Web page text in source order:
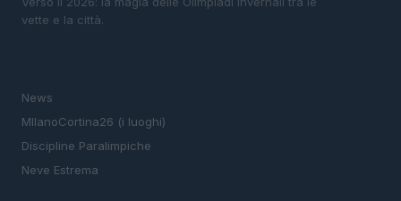
vette e la città.
News
MIlanoCortina26 (i luoghi)
Discipline Paralimpiche
Neve Estrema